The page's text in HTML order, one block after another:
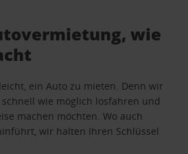
wie
ein Auto zu mieten. Denn wir
schnell wie möglich losfahren und
machen möchten. Wo auch
wir halten Ihren Schlüssel